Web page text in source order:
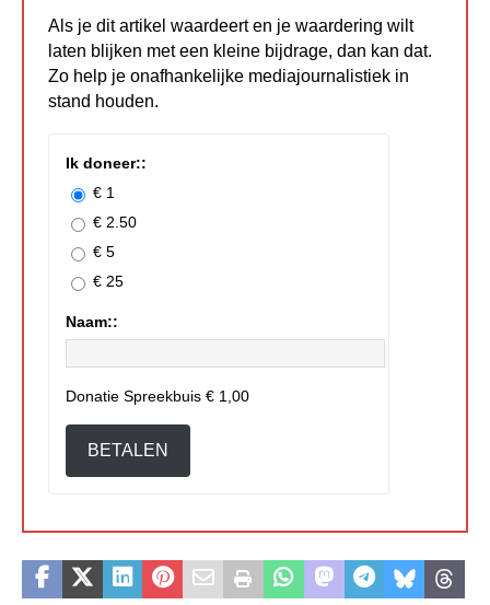
Als je dit artikel waardeert en je waardering wilt
laten blijken met een kleine bijdrage, dan kan dat.
Zo help je onafhankelijke mediajournalistiek in
stand houden.
Ik doneer::
€ 1
€ 2.50
€ 5
€ 25
Naam::
Donatie Spreekbuis € 1,00
BETALEN